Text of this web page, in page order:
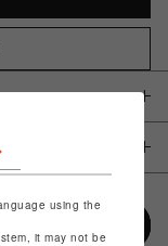
using the
it may not be